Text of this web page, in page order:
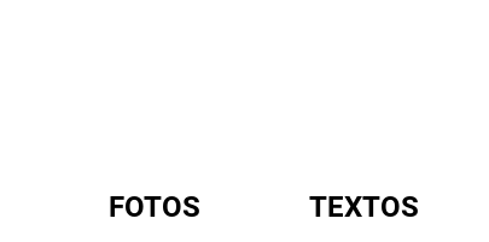
FOTOS TEXTOS